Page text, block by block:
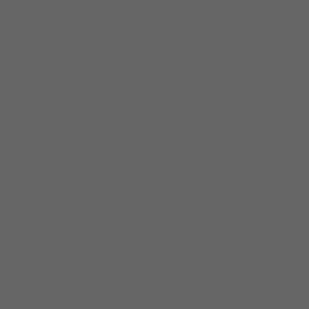
je na nasze zlecenie,
oparciu o stosowną podstawę
zbierane są przez naszych
praw wymienionych
do Twoich zainteresowań,
umów o ich świadczenie